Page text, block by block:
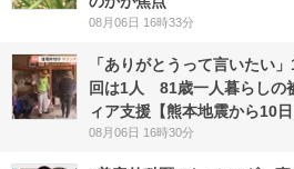
08月06日 16時33分
「ありがとうって言いたい
回は1人 81歳一人暮らしの
ィア支援【熊本地震から10日
08月06日 16時30分